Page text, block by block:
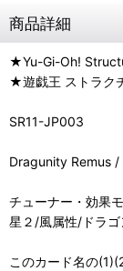
商品詳細
★Yu-Gi-Oh!
★遊戯王 ストラク
SR11-JP003
Dragunity Remus /
チューナー・効果
星２/風属性/ドラ
このカード名の